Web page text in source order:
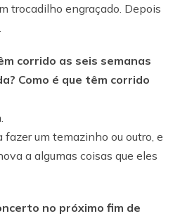
trocadilho engraçado. Depois
corrido as seis semanas
Como é que têm corrido
fazer um temazinho ou outro, e
a algumas coisas que eles
no próximo fim de